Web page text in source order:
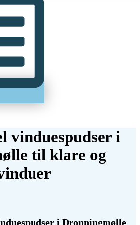
vinduespudser i
til klare og
i Dronningmølle